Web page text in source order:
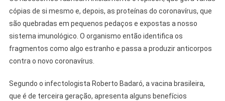
cópias de si mesmo e, depois, as proteínas do coronavírus, que
são quebradas em pequenos pedaços e expostas a nosso
sistema imunológico. O organismo então identifica os
fragmentos como algo estranho e passa a produzir anticorpos
contra o novo coronavírus.
Segundo o infectologista Roberto Badaró, a vacina brasileira,
que é de terceira geração, apresenta alguns benefícios